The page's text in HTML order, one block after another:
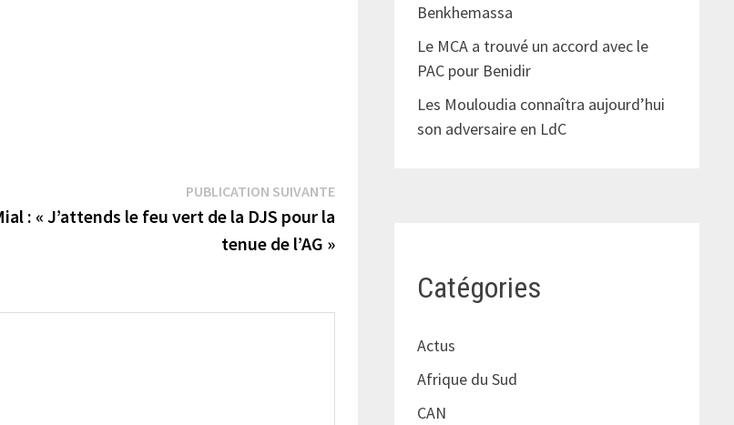
PUBLICATION SUIVANTEPublication
suivante :
: « J’attends le feu vert de la DJS pour la
tenue de l’AG »
Benkhemassa
Le MCA a trouvé un accord avec le
PAC pour Benidir
Les Mouloudia connaîtra aujourd’hui
son adversaire en LdC
Catégories
Actus
Afrique du Sud
CAN